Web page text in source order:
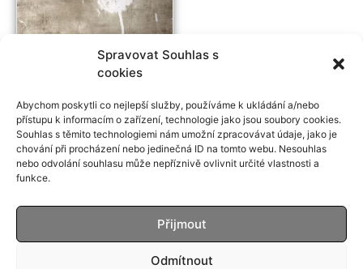
Spravovat Souhlas s
cookies
Abychom poskytli co nejlepší služby, používáme k ukládání a/nebo
přístupu k informacím o zařízení, technologie jako jsou soubory cookies.
Souhlas s těmito technologiemi nám umožní zpracovávat údaje, jako je
chování při procházení nebo jedinečná ID na tomto webu. Nesouhlas
nebo odvolání souhlasu může nepříznivě ovlivnit určité vlastnosti a
funkce.
Přijmout
Odmítnout
PIX-ART Chapter